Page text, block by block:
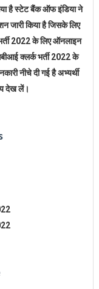
है स्टेट बैंक ऑफ इंडिया ने
जारी किया है जिसके लिए
2022 के लिए ऑनलाइन
क्लर्क भर्ती 2022 के
नीचे दी गई है अभ्यर्थी
देख लें।